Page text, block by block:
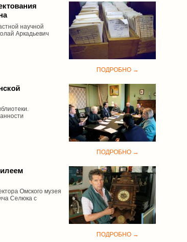
научной
Аркадьевич
ПОДРОБНО →
ПОДРОБНО →
Омского музея
Селюка с
ПОДРОБНО →